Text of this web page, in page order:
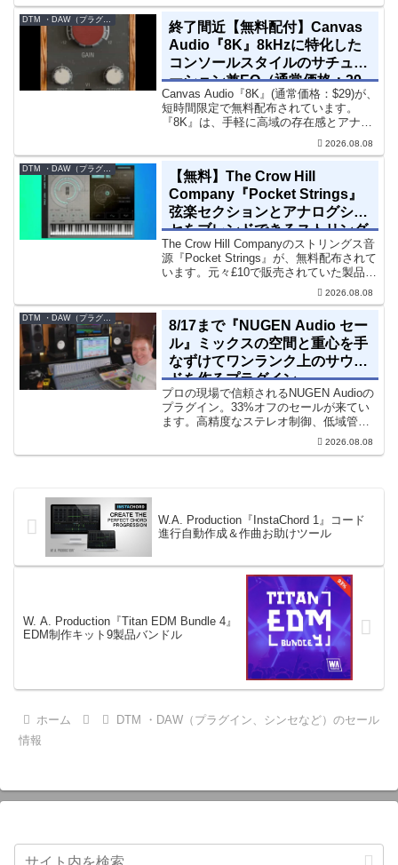
終了間近【無料配付】Canvas
Audio『8K』8kHzに特化した
コンソールスタイルのサチュレ
ーション兼EQ（通常価格：29
ドル）
Canvas Audio『8K』(通常価格：$29)が、
短時間限定で無料配布されています。
『8K』は、手軽に高域の存在感とアナロ
グ的な質感をミックスに加えることがで
きる「8kHz」に特化したコンソールスタ
2026.08.08
DTM ・DAW（プラグイン、シンセなど）のセール情報
【無料】The Crow Hill
Company『Pocket Strings』
弦楽セクションとアナログシン
セをブレンドできるストリング
ス音源プラグイン
The Crow Hill Companyのストリングス音
源『Pocket Strings』が、無料配布されて
います。元々£10で販売されていた製品で
す。『Pocket Strings』についてPocket
2026.08.08
DTM ・DAW（プラグイン、シンセなど）のセール情報
8/17まで『NUGEN Audio セー
ル』ミックスの空間と重心を手
なずけてワンランク上のサウン
ドを作るプラグイン
プロの現場で信頼されるNUGEN Audioの
プラグイン。33%オフのセールが来てい
ます。高精度なステレオ制御、低域管
理、リバーブツールが揃っています。モ
2026.08.08
W.A. Production『InstaChord 1』コード
進行自動作成＆作曲お助けツール
W. A. Production『Titan EDM Bundle 4』
EDM制作キット9製品バンドル
ホーム
DTM ・DAW（プラグイン、シンセなど）のセール
情報